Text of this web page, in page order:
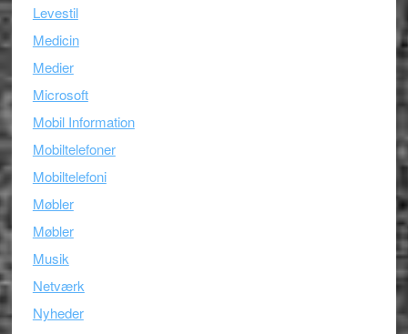
Levestil
Medicin
Medier
Microsoft
Mobil Information
Mobiltelefoner
Mobiltelefoni
Møbler
Møbler
Musik
Netværk
Nyheder